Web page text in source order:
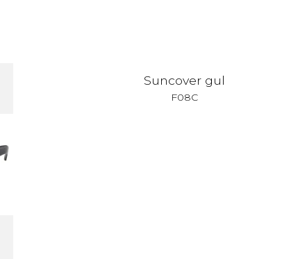
Suncover gul
F08C